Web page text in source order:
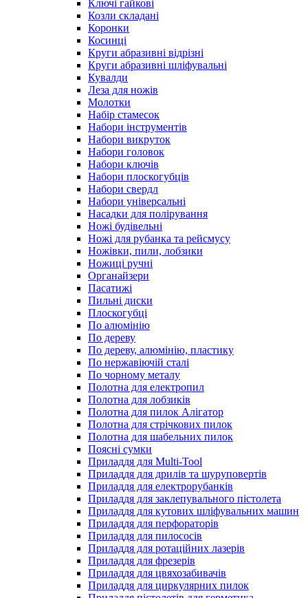
Ключі гайкові
Козли складані
Коронки
Косинці
Круги абразивні відрізні
Круги абразивні шліфувальні
Кувалди
Леза для ножів
Молотки
Набір стамесок
Набори інструментів
Набори викруток
Набори головок
Набори ключів
Набори плоскогубців
Набори свердл
Набори універсальні
Насадки для полірування
Ножі будівельні
Ножі для рубанка та рейсмусу
Ножівки, пили, лобзики
Ножиці ручні
Органайзери
Пасатижі
Пильні диски
Плоскогубці
По алюмінію
По дереву
По дереву, алюмінію, пластику
По нержавіючій сталі
По чорному металу
Полотна для електропил
Полотна для лобзиків
Полотна для пилок Алігатор
Полотна для стрічкових пилок
Полотна для шабельних пилок
Поясні сумки
Приладдя для Multi-Tool
Приладдя для дрилів та шуруповертів
Приладдя для електрорубанків
Приладдя для заклепувального пістолета
Приладдя для кутових шліфувальних машин
Приладдя для перфораторів
Приладдя для пилососів
Приладдя для ротаційних лазерів
Приладдя для фрезерів
Приладдя для цвяхозабивачів
Приладдя для циркулярних пилок